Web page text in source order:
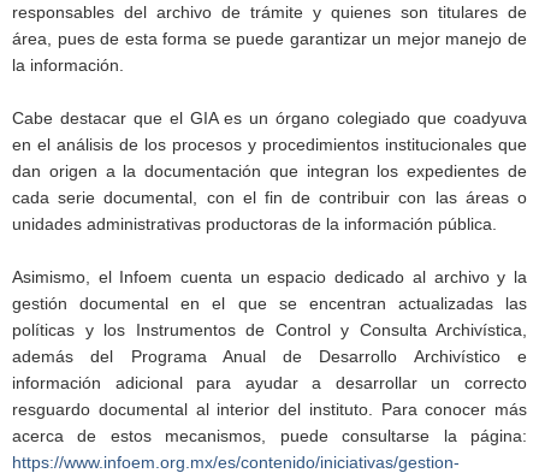
responsables del archivo de trámite y quienes son titulares de
área, pues de esta forma se puede garantizar un mejor manejo de
la información.
Cabe destacar que el GIA es un órgano colegiado que coadyuva
en el análisis de los procesos y procedimientos institucionales que
dan origen a la documentación que integran los expedientes de
cada serie documental, con el fin de contribuir con las áreas o
unidades administrativas productoras de la información pública.
Asimismo, el Infoem cuenta un espacio dedicado al archivo y la
gestión documental en el que se encentran actualizadas las
políticas y los Instrumentos de Control y Consulta Archivística,
además del Programa Anual de Desarrollo Archivístico e
información adicional para ayudar a desarrollar un correcto
resguardo documental al interior del instituto. Para conocer más
acerca de estos mecanismos, puede consultarse la página:
https://www.infoem.org.mx/es/contenido/iniciativas/gestion-